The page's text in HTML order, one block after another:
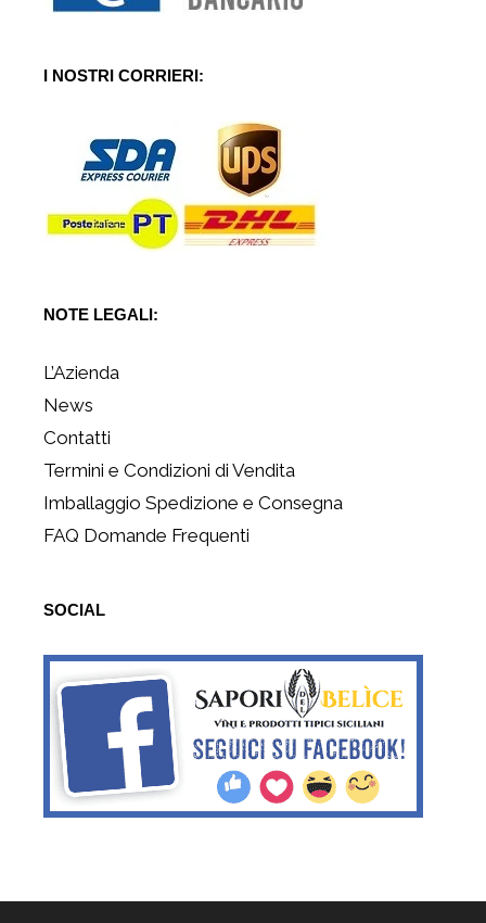
I NOSTRI CORRIERI:
NOTE LEGALI:
L’Azienda
News
Contatti
Termini e Condizioni di Vendita
Imballaggio Spedizione e Consegna
FAQ Domande Frequenti
SOCIAL